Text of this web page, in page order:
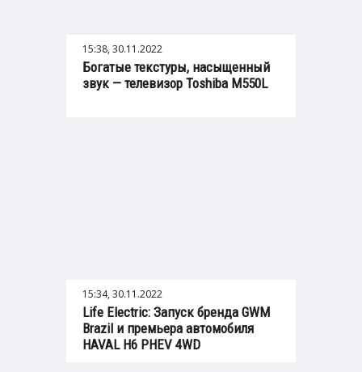
15:38, 30.11.2022
Богатые текстуры, насыщенный
звук — телевизор Toshiba M550L
15:34, 30.11.2022
Life Electric: Запуск бренда GWM
Brazil и премьера автомобиля
HAVAL H6 PHEV 4WD